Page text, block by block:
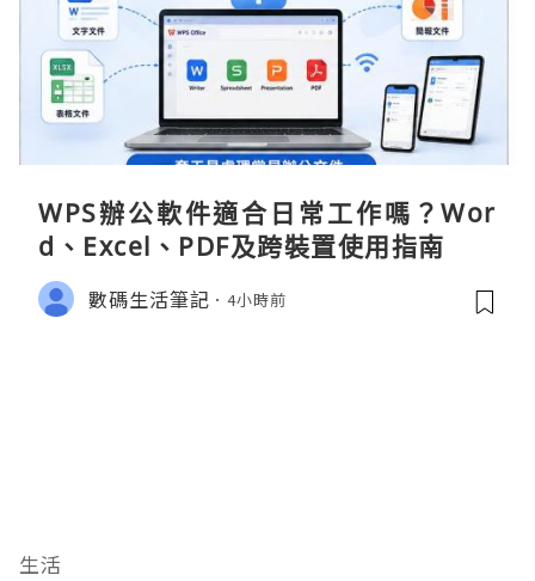
WPS辦公軟件適合日常工作嗎？Wor
d、Excel、PDF及跨裝置使用指南
數碼生活筆記 4小時前
生活